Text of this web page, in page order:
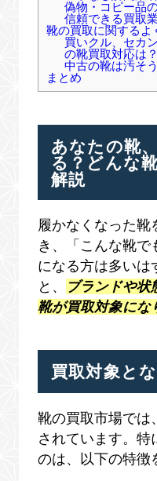
偽物・コピー品
信頼できる買取
靴の買取に関するよ
買いクル、セカ
の靴買取対応は？
中古の靴は汚そ
まとめ
あなたの靴
る？どんな
解説
履かなくなった靴
き、「こんな靴で
になる方は多いは
と、
ブランドや
靴が買取対象にな
買取対象と
靴の買取市場では
されています。特
のは、以下の特徴